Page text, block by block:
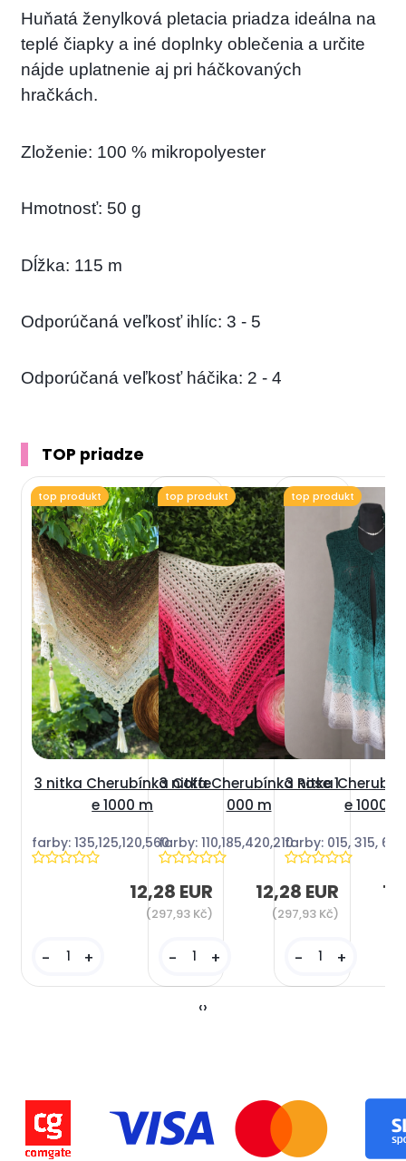
Huňatá ženylková pletacia priadza ideálna na
teplé čiapky a iné doplnky oblečenia a určite
nájde uplatnenie aj pri háčkovaných
hračkách.
Zloženie: 100 % mikropolyester
Hmotnosť: 50 g
Dĺžka: 115 m
Odporúčaná veľkosť ihlíc: 3 - 5
Odporúčaná veľkosť háčika: 2 - 4
TOP priadze
3 nitka Cherubínka Coffe
e 1000 m
farby: 135,125,120,560
12,28 EUR
(297,93 Kč)
- +
top produkt
3 nitka Cherubínka Rose 1
000 m
farby: 110,185,420,210
12,28 EUR
(297,93 Kč)
- +
top produkt
3 nitka
e 1000 m
farby: 015, 315,
- +
top produkt
‹›